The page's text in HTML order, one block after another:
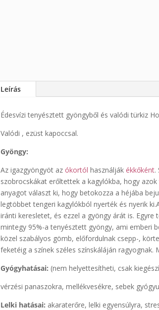
Leírás
Édesvízi tenyésztett gyöngyből és valódi türkiz
Valódi , ezüst kapoccsal.
Gyöngy:
Az igazgyöngyöt az ókortól használják ékkőként.
szobrocskákat erőltettek a kagylókba, hogy
anyagot választ ki, hogy betokozza a héjába
legtöbbet tengeri kagylókból nyerték és nyerik
iránti keresletet, és ezzel a gyöngy árát is.
mintegy 95%-a tenyésztett gyöngy, ami emberi
közel szabályos gömb, előfordulnak csepp-,
feketéig a színek széles színskáláján
Gyógyhatásai: (nem helyettesítheti, csak
vérzési panaszokra, mellékvesékre, sebek
Lelki hatásai: akaraterőre, lelki egyensúlyra,